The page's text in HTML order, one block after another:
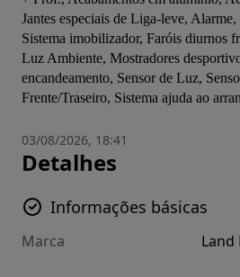
Jantes especiais de Liga-leve,
Sistema imobilizador, Faróis diurnos
Luz Ambiente, Mostradores
encandeamento, Sensor de Luz,
Frente/Traseiro, Sistema ajuda ao
03/08/2026, 18:41
Detalhes
Informações básicas
Marca Land